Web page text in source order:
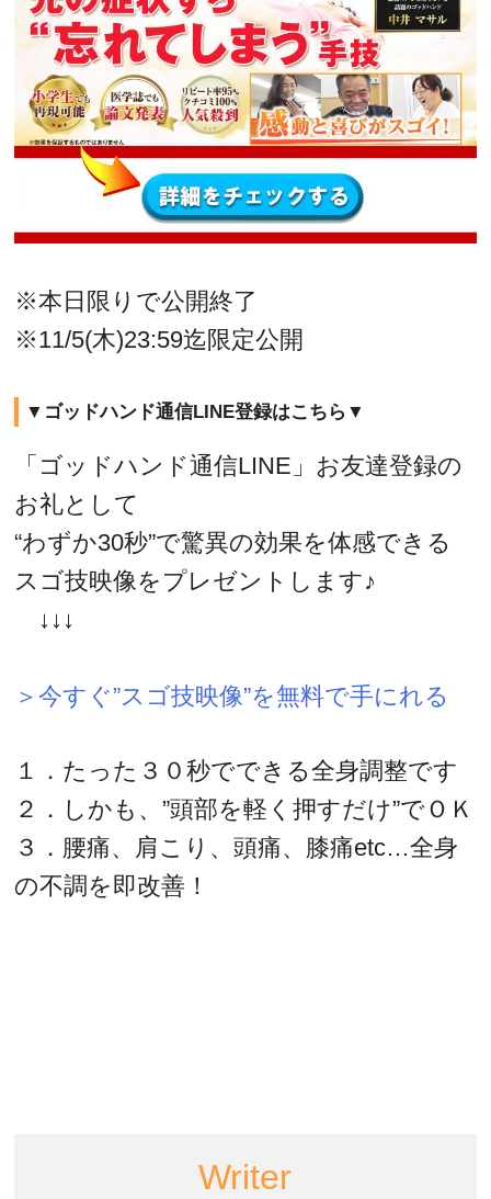
※本日限りで公開終了
※11/5(木)23:59迄限定公開
▼ゴッドハンド通信LINE登録はこちら▼
「ゴッドハンド通信LINE」お友達登録の
お礼として
“わずか30秒”で驚異の効果を体感できる
スゴ技映像をプレゼントします♪
↓↓↓
＞今すぐ”スゴ技映像”を無料で手にれる
１．たった３０秒でできる全身調整です
２．しかも、”頭部を軽く押すだけ”でＯＫ
３．腰痛、肩こり、頭痛、膝痛etc…全身
の不調を即改善！
Writer